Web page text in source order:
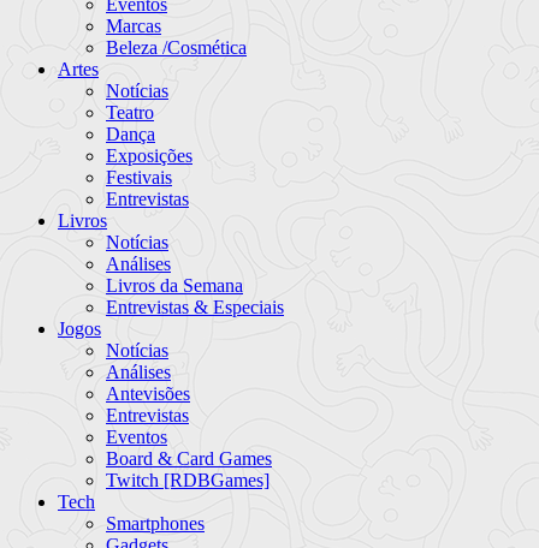
Marcas
Beleza /Cosmética
Artes
Notícias
Teatro
Dança
Exposições
Festivais
Entrevistas
Livros
Notícias
Análises
Livros da Semana
Entrevistas & Especiais
Jogos
Notícias
Análises
Antevisões
Entrevistas
Eventos
Board & Card Games
Twitch [RDBGames]
Tech
Smartphones